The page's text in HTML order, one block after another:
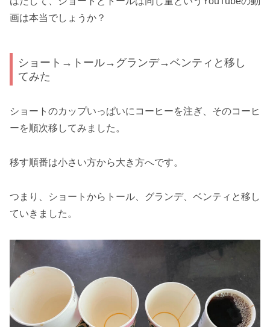
画は本当でしょうか？
ショート→トール→グランデ→ベンティと移し
てみた
ショートのカップいっぱいにコーヒーを注ぎ、そのコーヒ
ーを順次移してみました。
移す順番は小さい方から大き方へです。
つまり、ショートからトール、グランデ、ベンティと移し
ていきました。